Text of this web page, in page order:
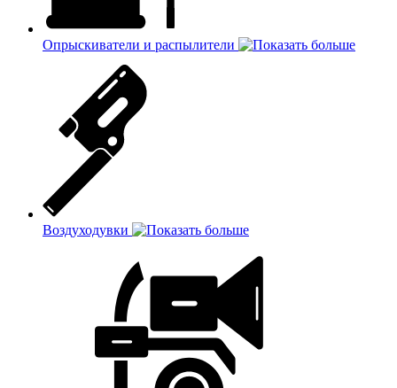
Опрыскиватели и распылители
Воздуходувки